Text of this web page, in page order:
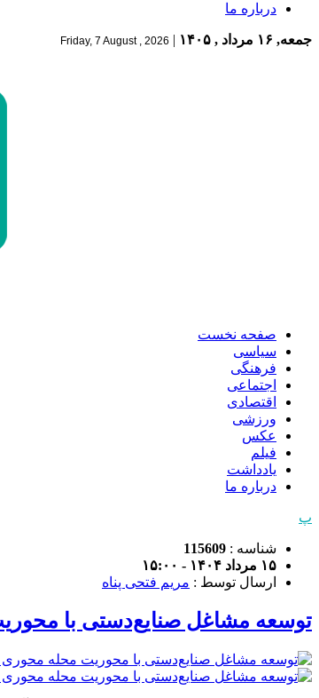
درباره ما
جمعه, ۱۶ مرداد , ۱۴۰۵ |
Friday, 7 August , 2026
صفحه نخست
سیاسی
فرهنگی
اجتماعی
اقتصادی
ورزشی
عکس
فیلم
یادداشت
درباره ما
پ
شناسه : 115609
۱۵ مرداد ۱۴۰۴ - ۱۵:۰۰
ارسال توسط : مریم فتحی پناه
توسعه مشاغل صنایع‌دستی با